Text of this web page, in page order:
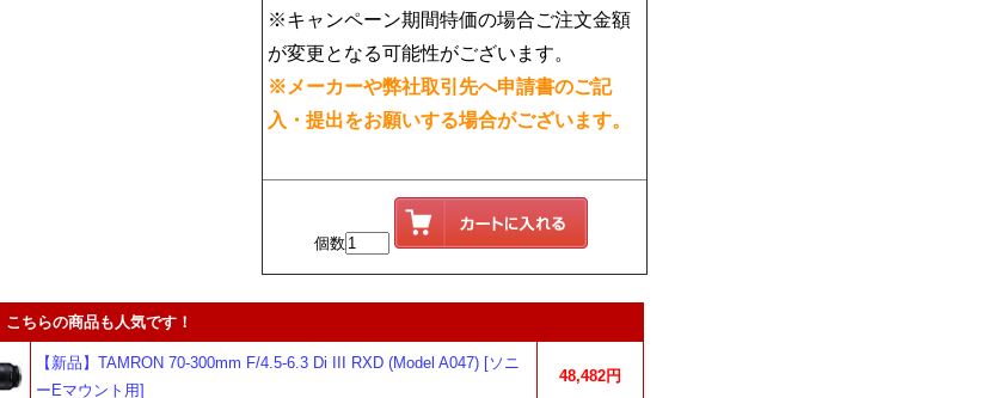
※キャンペーン期間特価の場合ご注文金額
が変更となる可能性がございます。
※メーカーや弊社取引先へ申請書のご記
入・提出をお願いする場合がございます。
個数
らの商品も人気です！
【新品】TAMRON 70-300mm F/4.5-6.3 Di III RXD (Model A047) [ソニ
ーEマウント用]
48,482円